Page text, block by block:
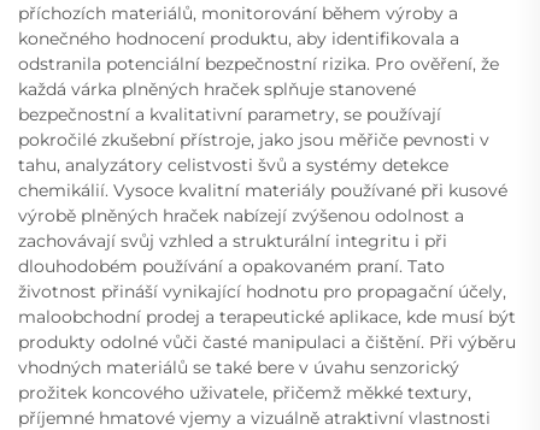
příchozích materiálů, monitorování během výroby a
konečného hodnocení produktu, aby identifikovala a
odstranila potenciální bezpečnostní rizika. Pro ověření, že
každá várka plněných hraček splňuje stanovené
bezpečnostní a kvalitativní parametry, se používají
pokročilé zkušební přístroje, jako jsou měřiče pevnosti v
tahu, analyzátory celistvosti švů a systémy detekce
chemikálií. Vysoce kvalitní materiály používané při kusové
výrobě plněných hraček nabízejí zvýšenou odolnost a
zachovávají svůj vzhled a strukturální integritu i při
dlouhodobém používání a opakovaném praní. Tato
životnost přináší vynikající hodnotu pro propagační účely,
maloobchodní prodej a terapeutické aplikace, kde musí být
produkty odolné vůči časté manipulaci a čištění. Při výběru
vhodných materiálů se také bere v úvahu senzorický
prožitek koncového uživatele, přičemž měkké textury,
příjemné hmatové vjemy a vizuálně atraktivní vlastnosti